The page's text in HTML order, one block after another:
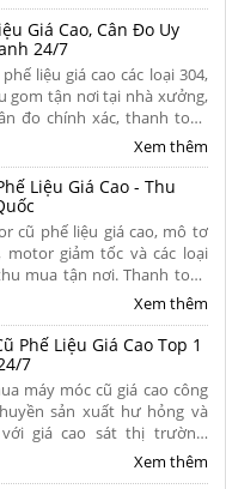
Giá Cao, Cân Đo Uy
24/7
liệu giá cao các loại 304,
gom tận nơi tại nhà xưởng,
đo chính xác, thanh toán
hoa hồng cao cho người
Xem thêm
Liệu Giá Cao - Thu
cũ phế liệu giá cao, mô tơ
motor giảm tốc và các loại
mua tận nơi. Thanh toán
xếp trong ngày, có hoa
Xem thêm
Phế Liệu Giá Cao Top 1
7
máy móc cũ giá cao công
sản xuất hư hỏng và
giá cao sát thị trường.
toán nhanh chóng, tháo
Xem thêm